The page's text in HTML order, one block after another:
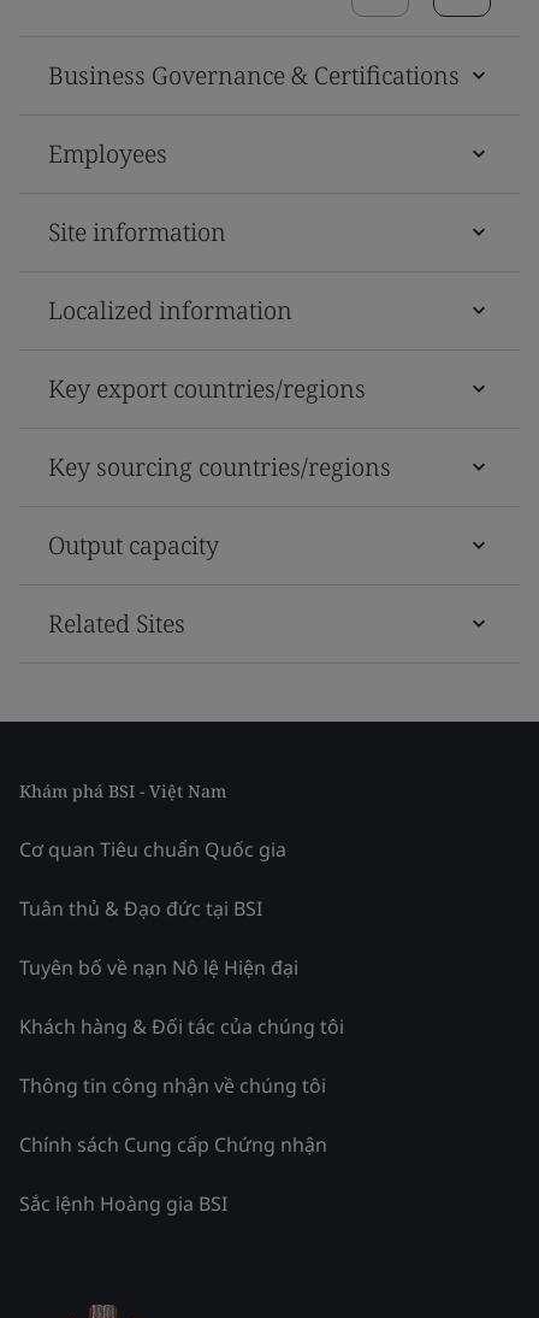
Business Governance & Certifications
Employees
Site information
Localized information
Key export countries/regions
Key sourcing countries/regions
Output capacity
Related Sites
Khám phá BSI - Việt Nam
Cơ quan Tiêu chuẩn Quốc gia
Tuân thủ & Đạo đức tại BSI
Tuyên bố về nạn Nô lệ Hiện đại
Khách hàng & Đối tác của chúng tôi
Thông tin công nhận về chúng tôi
Chính sách Cung cấp Chứng nhận
Sắc lệnh Hoàng gia BSI